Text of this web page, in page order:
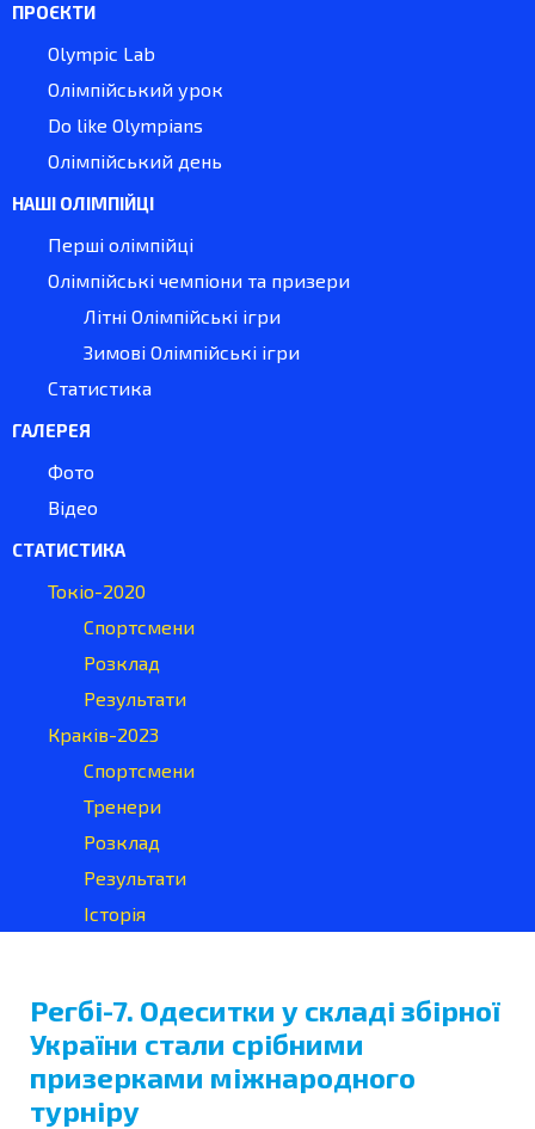
ПРОЄКТИ
Olympic Lab
Олімпійський урок
Do like Olympians
Олімпійський день
НАШІ ОЛІМПІЙЦІ
Перші олімпійці
Олімпійські чемпіони та призери
Літні Олімпійські ігри
Зимові Олімпійські ігри
Статистика
ГАЛЕРЕЯ
Фото
Відео
СТАТИСТИКА
Токіо-2020
Спортсмени
Розклад
Результати
Краків-2023
Спортсмени
Тренери
Розклад
Результати
Історія
Регбі-7. Одеситки у складі збірної
України стали срібними
призерками міжнародного
турніру